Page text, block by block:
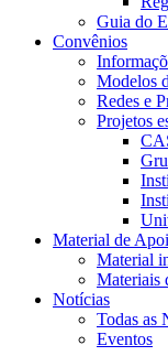
Guia do
Convênios
Modelos
Redes e
Projetos
Material de
Material
Materiais
Notícias
Todas as
Eventos